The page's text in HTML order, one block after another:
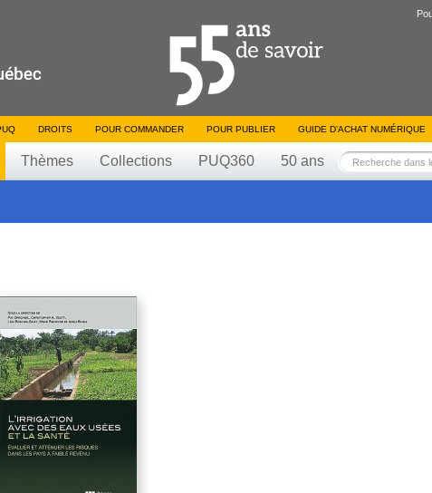
DROITS POUR COMMANDER POUR PUBLIER GUIDE D’ACHAT NUMÉRIQUE
Thèmes Collections PUQ360 50 ans